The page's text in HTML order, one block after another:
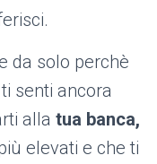
da solo perchè
senti ancora
alla tua banca,
elevati e che ti